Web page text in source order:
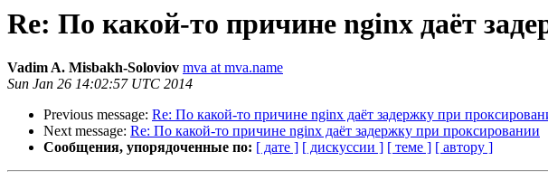
Re: По какой-то причине nginx даёт
Vadim A. Misbakh-Soloviov mva at mva.name
Sun Jan 26 14:02:57 UTC 2014
Previous message: Re: По какой-то причине nginx даёт задержку при
Next message: Re: По какой-то причине nginx даёт задержку при проксировании
Сообщения, упорядоченные по: [ дате ] [ дискуссии ] [ теме ] [ автору ]